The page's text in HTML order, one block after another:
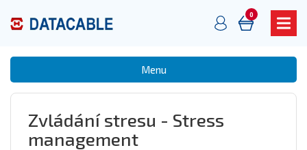
0
Menu
Zvládání stresu - Stress
management